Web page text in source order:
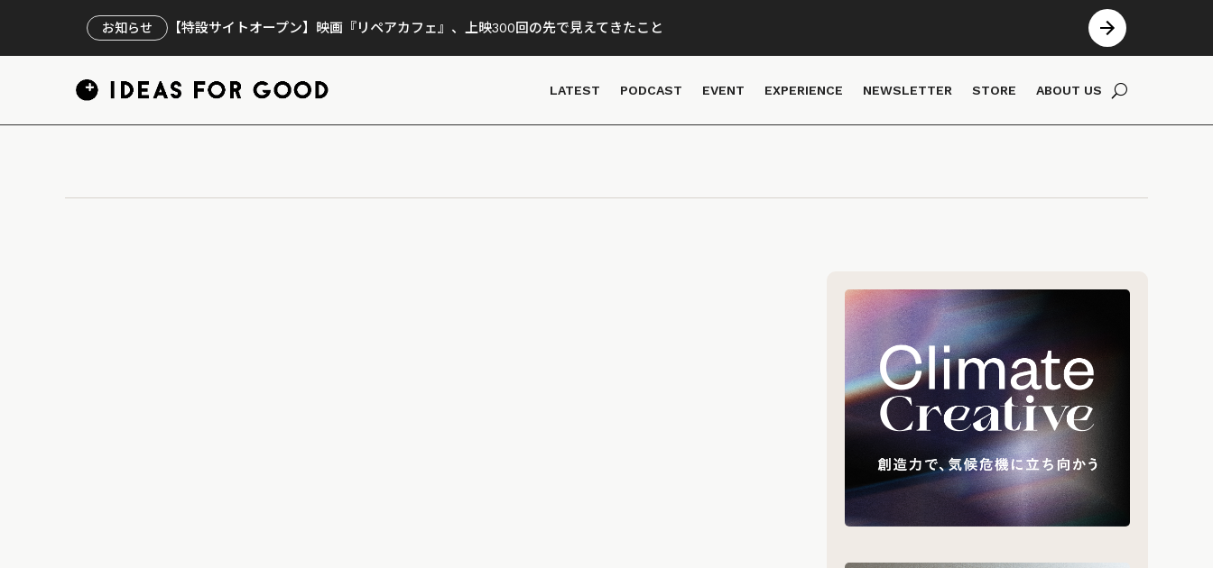
お知らせ 【特設サイトオープン】映画『リペアカフェ』、上映300回の先で見えてきたこと
LATEST PODCAST EVENT EXPERIENCE NEWSLETTER STORE ABOUT US